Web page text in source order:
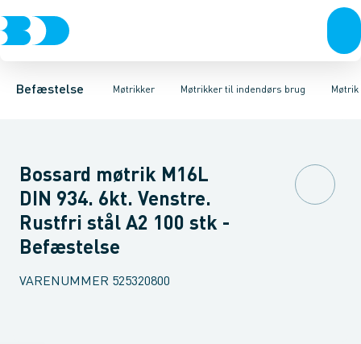
Befæstelse Møtrikker
Bolte & sætskruerMøtrikker SkiverSkruerSøm & dykkere
Møtrikker til indendørs brug
Møtrikker til udendørs brug Møtrikker til indendørs brug
Møtrik 6-kant SortMøtrik 6-kant Elgalvaniseret FZB Møtrik
Bossard møtrik M16L
DIN 934. 6kt. Venstre.
Rustfri stål A2 100 stk -
Befæstelse
VARENUMMER 525320800